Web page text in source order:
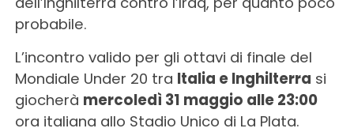
probabile.
L’incontro valido per gli ottavi di finale del
Mondiale Under 20 tra Italia e Inghilterra si
giocherà mercoledì 31 maggio alle 23:00
ora italiana allo Stadio Unico di La Plata.